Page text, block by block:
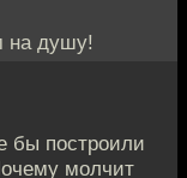
на душу!
бы построили
молчит